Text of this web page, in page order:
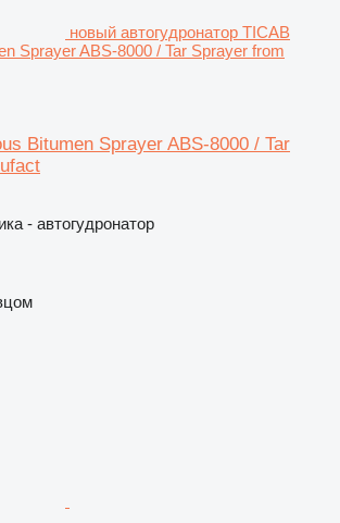
новый автогудронатор TICAB
Sprayer ABS-8000 / Tar Sprayer from
Bitumen Sprayer ABS-8000 / Tar
- автогудронатор